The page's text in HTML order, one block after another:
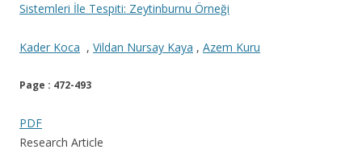
Sistemleri İle Tespiti: Zeytinburnu Örneği
Kader Koca , Vildan Nursay Kaya , Azem Kuru
Page : 472-493
PDF
Research Article